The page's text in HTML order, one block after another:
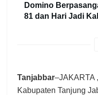
Domino
81 dan Hari Jadi
Tanjabbar–JAKARTA
Kabupaten Tanjung